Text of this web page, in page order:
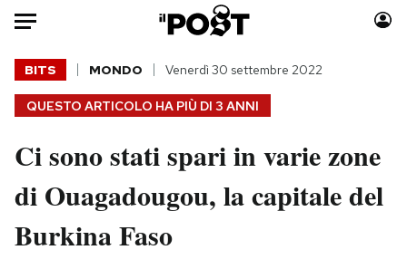
Auto
HOME
Italia
Politica
Tecnologia
Moda
Consumismi
QUESTO ARTICOLO HA PIÙ DI 3 ANNI
BITS MONDO Venerdì 30 settembre 2022
Ci sono stati spari in varie zone
di Ouagadougou, la capitale del
Burkina Faso